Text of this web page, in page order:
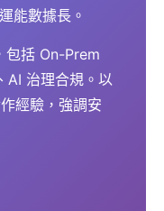
能數據長。
包括 On-Prem
AI 治理合規。以
經驗，強調安